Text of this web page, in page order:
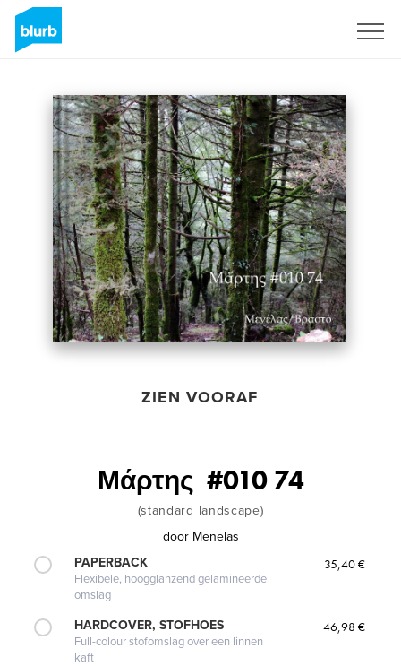
ZIEN VOORAF
Μάρτης  #010 74
(standard landscape)
door Menelas
PAPERBACK
Flexibele, hoogglanzend gelamineerde
omslag
35,40 €
HARDCOVER, STOFHOES
Full-colour stofomslag over een linnen
kaft
46,98 €